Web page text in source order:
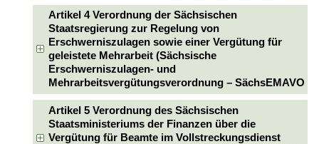
Artikel 4 Verordnung der Sächsischen
Staatsregierung zur Regelung von
Erschwerniszulagen sowie einer Vergütung für
geleistete Mehrarbeit (Sächsische
Erschwerniszulagen- und
Mehrarbeitsvergütungsverordnung – SächsEMAVO
Artikel 5 Verordnung des Sächsischen
Staatsministeriums der Finanzen über die
Vergütung für Beamte im Vollstreckungsdienst